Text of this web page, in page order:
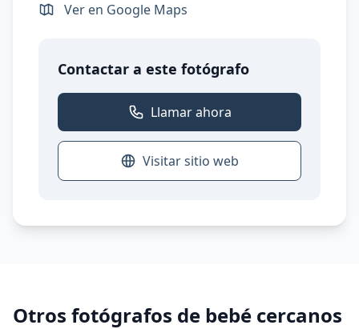
Ver en Google Maps
Contactar a este fotógrafo
Llamar ahora
Visitar sitio web
Otros fotógrafos de bebé cercanos